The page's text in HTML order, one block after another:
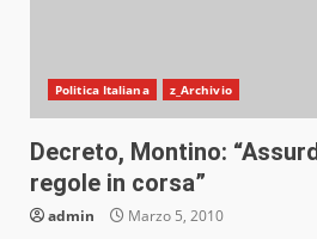
Politica Italiana z_Archivio
Decreto, Montino:
regole in corsa”
admin Marzo 5, 2010